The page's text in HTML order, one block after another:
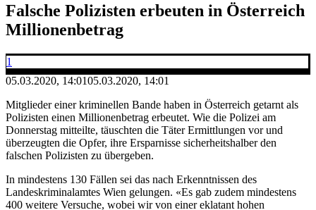
Falsche Polizisten erbeuten in Österreich
Millionenbetrag
1
05.03.2020, 14:0105.03.2020, 14:01
Mitglieder einer kriminellen Bande haben in Österreich getarnt als
Polizisten einen Millionenbetrag erbeutet. Wie die Polizei am
Donnerstag mitteilte, täuschten die Täter Ermittlungen vor und
überzeugten die Opfer, ihre Ersparnisse sicherheitshalber den
falschen Polizisten zu übergeben.
In mindestens 130 Fällen sei das nach Erkenntnissen des
Landeskriminalamtes Wien gelungen. «Es gab zudem mindestens
400 weitere Versuche, wobei wir von einer eklatant hohen